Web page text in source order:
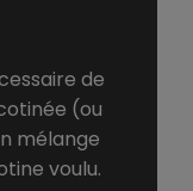
de
(ou
mélange
voulu.